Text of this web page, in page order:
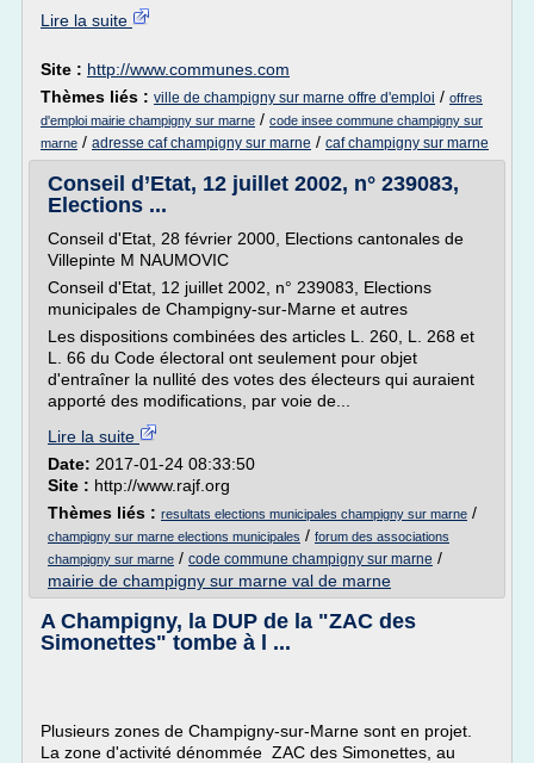
Lire la suite
Site : http://www.communes.com
Thèmes liés : ville de champigny sur marne offre d'emploi / offres
d'emploi mairie champigny sur marne / code insee commune champigny sur
marne / adresse caf champigny sur marne / caf champigny sur marne
Conseil d’Etat, 12 juillet 2002, n° 239083,
Elections ...
Conseil d'Etat, 28 février 2000, Elections cantonales de
Villepinte M NAUMOVIC
Conseil d'Etat, 12 juillet 2002, n° 239083, Elections
municipales de Champigny-sur-Marne et autres
Les dispositions combinées des articles L. 260, L. 268 et
L. 66 du Code électoral ont seulement pour objet
d'entraîner la nullité des votes des électeurs qui auraient
apporté des modifications, par voie de...
Lire la suite
Date: 2017-01-24 08:33:50
Site : http://www.rajf.org
Thèmes liés : resultats elections municipales champigny sur marne /
champigny sur marne elections municipales / forum des associations
champigny sur marne / code commune champigny sur marne /
mairie de champigny sur marne val de marne
A Champigny, la DUP de la "ZAC des
Simonettes" tombe à l ...
Plusieurs zones de Champigny-sur-Marne sont en projet.
La zone d'activité dénommée ZAC des Simonettes, au